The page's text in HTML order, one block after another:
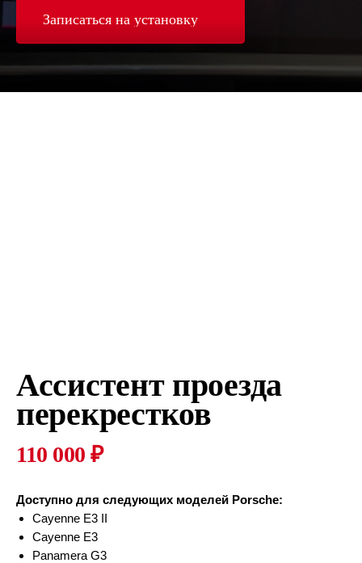
Записаться на установку
Ассистент проезда
перекрестков
110 000 ₽
Доступно для следующих моделей Porsche:
Cayenne E3 II
Cayenne E3
Panamera G3